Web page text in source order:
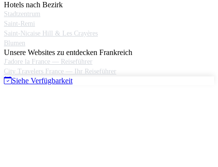
Hotels nach Bezirk
Stadtzentrum
Saint-Remi
Saint-Nicaise Hill & Les Crayères
Blumen
Unsere Websites zu entdecken Frankreich
J'adore la France — Reiseführer
City Travelers France — Ihr Reiseführer
Siehe Verfügbarkeit